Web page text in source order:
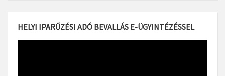
HELYI IPARŰZÉSI ADÓ BEVALLÁS E-ÜGYINTÉZÉSSEL